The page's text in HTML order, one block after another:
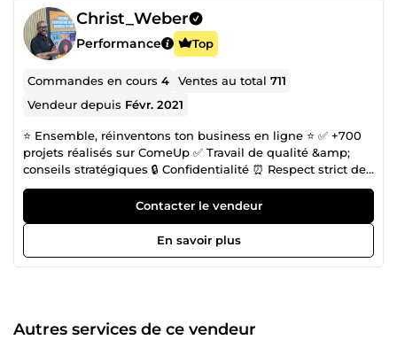
Christ_Weber
Performance Top
Commandes en cours4 Ventes au total711
Vendeur depuis Févr. 2021
⭐️ Ensemble, réinventons ton business en ligne ⭐️ ✅ +700
projets réalisés sur ComeUp ✅ Travail de qualité &amp;
conseils stratégiques 🔒 Confidentialité ⏰ Respect strict des
délais 👋 Je suis Christ, fondateur de l’agence
DCSTRATEGY. Avec mon équipe, j’accompagne les auteurs
et entrepreneurs sur Amazon KDP et le marketing digital à
360° pour construire un business rentable. 💬 Contacte-moi
dès maintenant pour transformer ton projet en résultats
Contacter le vendeur
En savoir plus
Autres services de ce vendeur